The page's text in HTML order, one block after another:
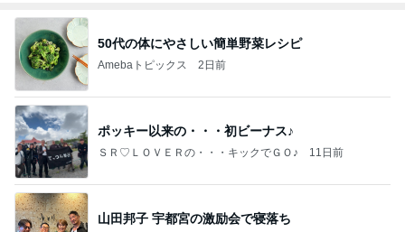
50代の体にやさしい簡単野菜レシピ
Amebaトピックス 2日前
ポッキー以来の・・・初ビーナス♪
ＳＲ♡ＬＯＶＥＲの・・・キックでＧＯ♪ 11日前
山田邦子 宇都宮の激励会で寝落ち